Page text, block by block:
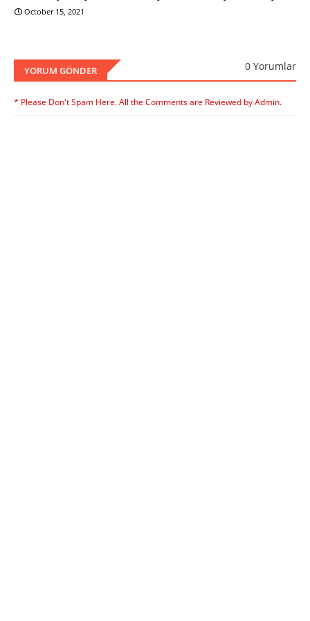
October 15, 2021
YORUM GÖNDER 0 Yorumlar
* Please Don't Spam Here. All the Comments are Reviewed by Admin.